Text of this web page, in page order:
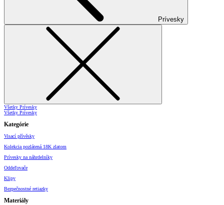
Prívesky
Všetky Prívesky
Všetky Prívesky
Kategórie
Visací přívěsky
Kolekcia pozlátená 18K zlatom
Prívesky na náhrdelníky
Oddeľovače
Klipy
Bezpečnostné retiazky
Materiály